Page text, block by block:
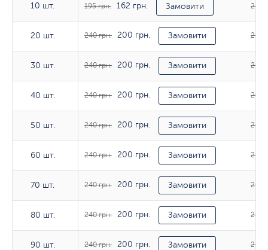
10 шт.
20 шт.
30 шт.
40 шт.
50 шт.
60 шт.
70 шт.
80 шт.
90 шт.
10 шт. 195 грн. 162 грн. Замовити 263
20 шт. 240 грн. 200 грн. Замовити 263
30 шт. 240 грн. 200 грн. Замовити 263
40 шт. 240 грн. 200 грн. Замовити 263
50 шт. 240 грн. 200 грн. Замовити 267
60 шт. 240 грн. 200 грн. Замовити 267
70 шт. 240 грн. 200 грн. Замовити 267
80 шт. 240 грн. 200 грн. Замовити 267
90 шт. 240 грн. 200 грн. Замовити 267